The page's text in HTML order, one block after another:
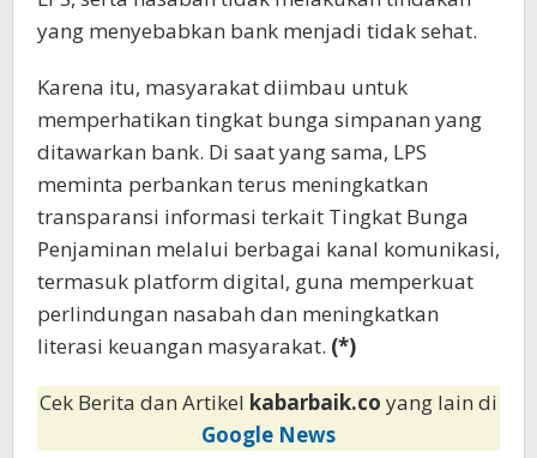
yang menyebabkan bank menjadi tidak sehat.
Karena itu, masyarakat diimbau untuk
memperhatikan tingkat bunga simpanan yang
ditawarkan bank. Di saat yang sama, LPS
meminta perbankan terus meningkatkan
transparansi informasi terkait Tingkat Bunga
Penjaminan melalui berbagai kanal komunikasi,
termasuk platform digital, guna memperkuat
perlindungan nasabah dan meningkatkan
literasi keuangan masyarakat. (*)
Cek Berita dan Artikel kabarbaik.co yang lain di
Google News